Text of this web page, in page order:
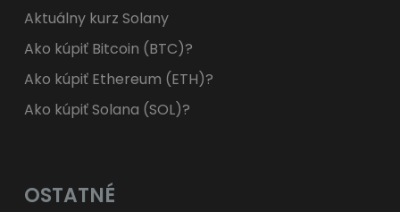
Aktuálny kurz Solany
Ako kúpiť Bitcoin (BTC)?
Ako kúpiť Ethereum (ETH)?
Ako kúpiť Solana (SOL)?
OSTATNÉ